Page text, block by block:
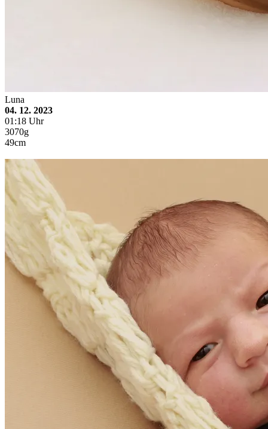
Luna
04. 12. 2023
01:18 Uhr
3070g
49cm